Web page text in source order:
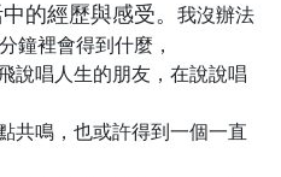
的經歷與感受。 我沒辦法
鐘裡會得到什麼，
說唱人生的朋友，在說說唱
共鳴，也或許得到一個一直